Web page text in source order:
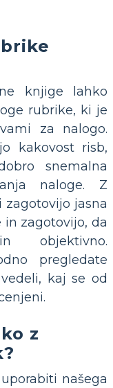
knjige lahko
rubrike, ki je
za nalogo.
kakovost risb,
snemalna
naloge. Z
jasna
in zagotovijo, da
objektivno.
pregledate
kaj se od
z
našega